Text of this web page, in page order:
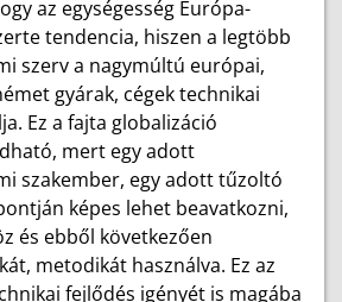
az egységesség Európa-
tendencia, hiszen a legtöbb
szerv a nagymúltú európai,
gyárak, cégek technikai
Ez a fajta globalizáció
mert egy adott
szakember, egy adott tűzoltó
képes lehet beavatkozni,
és ebből következően
metodikát használva. Ez az
fejlődés igényét is magába